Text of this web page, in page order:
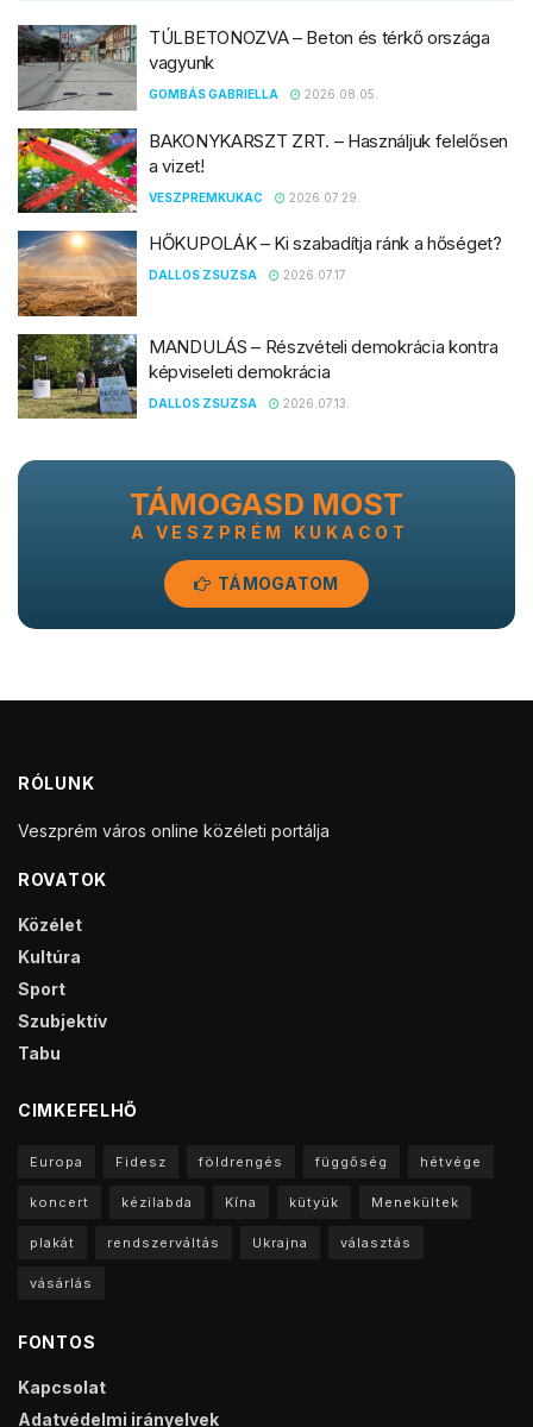
TÚLBETONOZVA – Beton és térkő országa
vagyunk
GOMBÁS GABRIELLA 2026.08.05.
BAKONYKARSZT ZRT. – Használjuk felelősen
a vizet!
VESZPREMKUKAC 2026.07.29.
HŐKUPOLÁK – Ki szabadítja ránk a hőséget?
DALLOS ZSUZSA 2026.07.17.
MANDULÁS – Részvételi demokrácia kontra
képviseleti demokrácia
DALLOS ZSUZSA 2026.07.13.
TÁMOGASD MOST
A VESZPRÉM KUKACOT
TÁMOGATOM
RÓLUNK
Veszprém város online közéleti portálja
ROVATOK
Közélet
Kultúra
Sport
Szubjektív
Tabu
CIMKEFELHŐ
Europa Fidesz földrengés függőség hétvége
koncert kézilabda Kína kütyük Menekültek
plakát rendszerváltás Ukrajna választás
vásárlás
FONTOS
Kapcsolat
Adatvédelmi irányelvek